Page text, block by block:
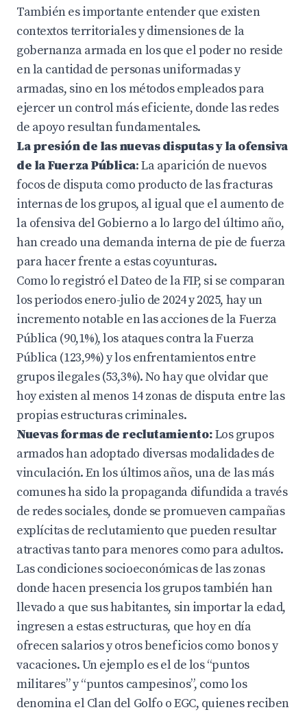
También es importante entender que existen
contextos territoriales y dimensiones de la
gobernanza armada en los que el poder no reside
en la cantidad de personas uniformadas y
armadas, sino en los métodos empleados para
ejercer un control más eficiente, donde las redes
de apoyo resultan fundamentales.
La presión de las nuevas disputas y la ofensiva
de la Fuerza Pública: La aparición de nuevos
focos de disputa como producto de las fracturas
internas de los grupos, al igual que el aumento de
la ofensiva del Gobierno a lo largo del último año,
han creado una demanda interna de pie de fuerza
para hacer frente a estas coyunturas.
Como lo registró el Dateo de la FIP, si se comparan
los periodos enero-julio de 2024 y 2025, hay un
incremento notable en las acciones de la Fuerza
Pública (90,1%), los ataques contra la Fuerza
Pública (123,9%) y los enfrentamientos entre
grupos ilegales (53,3%). No hay que olvidar que
hoy existen al menos 14 zonas de disputa entre las
propias estructuras criminales.
Nuevas formas de reclutamiento:Los grupos
armados han adoptado diversas modalidades de
vinculación. En los últimos años, una de las más
comunes ha sido la propaganda difundida a través
de redes sociales, donde se promueven campañas
explícitas de reclutamiento que pueden resultar
atractivas tanto para menores como para adultos.
Las condiciones socioeconómicas de las zonas
donde hacen presencia los grupos también han
llevado a que sus habitantes, sin importar la edad,
ingresen a estas estructuras, que hoy en día
ofrecen salarios y otros beneficios como bonos y
vacaciones. Un ejemplo es el de los “puntos
militares” y “puntos campesinos”, como los
denomina el Clan del Golfo o EGC, quienes reciben